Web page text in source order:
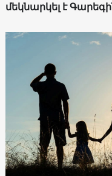
մեկնարկել է